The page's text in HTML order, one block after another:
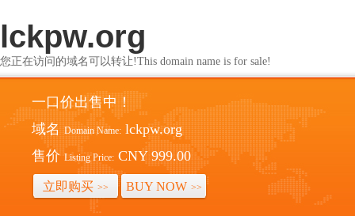
lckpw.org
您正在访问的域名可以转让!This domain name is for sale!
一口价出售中！
域名 Domain Name: lckpw.org
售价 Listing Price: CNY 999.00
立即购买 >> BUY NOW >>